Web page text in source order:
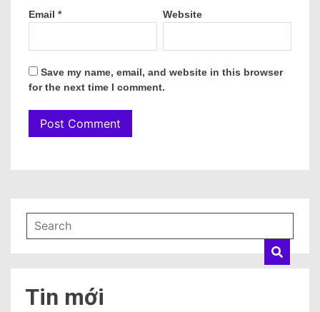
Email * Website
Save my name, email, and website in this browser
for the next time I comment.
Tin mới